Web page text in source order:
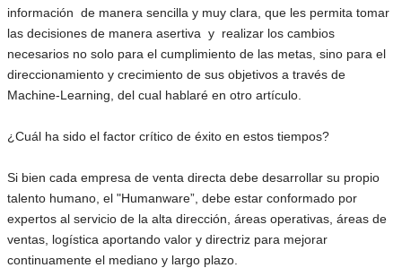
información de manera sencilla y muy clara, que les permita tomar
las decisiones de manera asertiva y realizar los cambios
necesarios no solo para el cumplimiento de las metas, sino para el
direccionamiento y crecimiento de sus objetivos a través de
Machine-Learning, del cual hablaré en otro artículo.
¿Cuál ha sido el factor crítico de éxito en estos tiempos?
Si bien cada empresa de venta directa debe desarrollar su propio
talento humano, el "Humanware”, debe estar conformado por
expertos al servicio de la alta dirección, áreas operativas, áreas de
ventas, logística aportando valor y directriz para mejorar
continuamente el mediano y largo plazo.